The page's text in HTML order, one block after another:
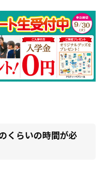
くらいの時間が必